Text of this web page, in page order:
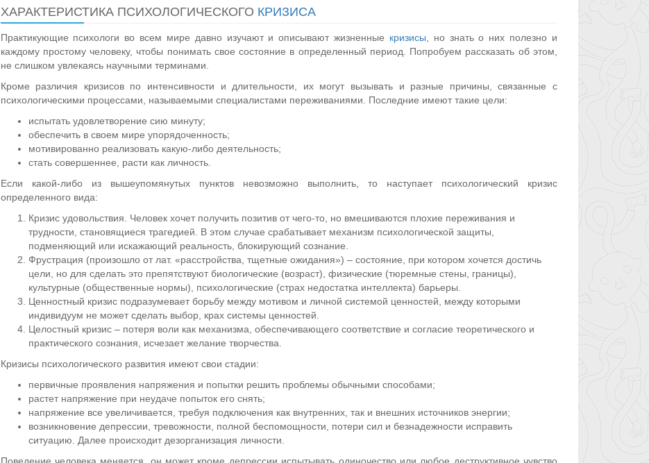
ХАРАКТЕРИСТИКА ПСИХОЛОГИЧЕСКОГО КРИЗИСА
Практикующие психологи во всем мире давно изучают и описывают жизненные кризисы , но знать о них полезно и
каждому простому человеку, чтобы понимать свое состояние в определенный период. Попробуем рассказать об этом,
не слишком увлекаясь научными терминами.
Кроме различия кризисов по интенсивности и длительности, их могут вызывать и разные причины, связанные с
психологическими процессами, называемыми специалистами переживаниями. Последние имеют такие цели:
испытать удовлетворение сию минуту;
обеспечить в своем мире упорядоченность;
мотивированно реализовать какую-либо деятельность;
стать совершеннее, расти как личность.
Если какой-либо из вышеупомянутых пунктов невозможно выполнить, то наступает психологический кризис
определенного вида:
Кризис удовольствия. Человек хочет получить позитив от чего-то, но вмешиваются плохие переживания и
трудности, становящиеся трагедией. В этом случае срабатывает механизм психологической защиты,
подменяющий или искажающий реальность, блокирующий сознание.
Фрустрация (произошло от лат. «расстройства, тщетные ожидания») – состояние, при котором хочется достичь
цели, но для сделать это препятствуют биологические (возраст), физические (тюремные стены, границы),
культурные (общественные нормы), психологические (страх недостатка интеллекта) барьеры.
Ценностный кризис подразумевает борьбу между мотивом и личной системой ценностей, между которыми
индивидуум не может сделать выбор, крах системы ценностей.
Целостный кризис – потеря воли как механизма, обеспечивающего соответствие и согласие теоретического и
практического сознания, исчезает желание творчества.
Кризисы психологического развития имеют свои стадии:
первичные проявления напряжения и попытки решить проблемы обычными способами;
растет напряжение при неудаче попыток его снять;
напряжение все увеличивается, требуя подключения как внутренних, так и внешних источников энергии;
возникновение депрессии, тревожности, полной беспомощности, потери сил и безнадежности исправить
ситуацию. Далее происходит дезорганизация личности.